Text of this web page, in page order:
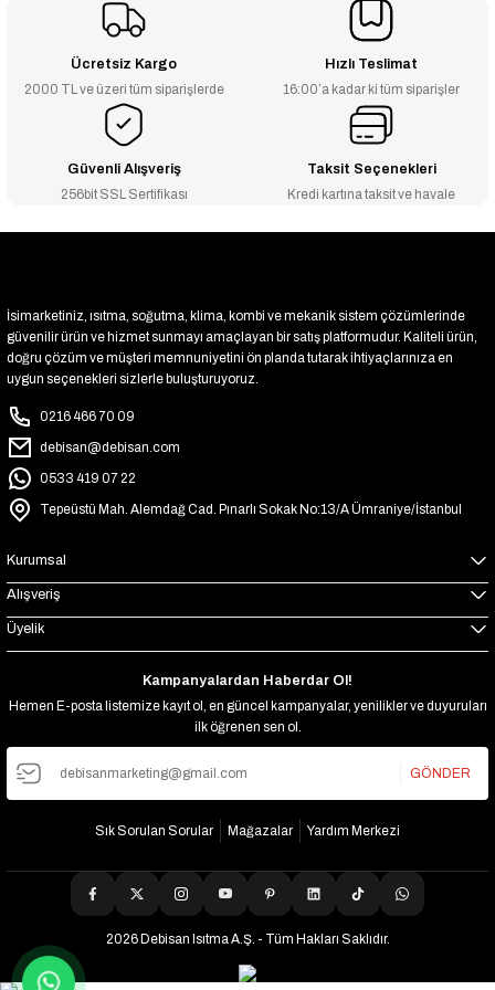
₺93
-2% İNDİRİM
11/4'' Sarı Kuyruklu Dirsek - 3275
Ücretsiz Kargo
2000 TL ve üzeri tüm siparişlerde
Hızlı Teslimat
16:00’a kadar ki tüm siparişler
Güvenli Alışveriş
256bit SSL Sertifikası
Taksit Seçenekleri
Kredi kartına taksit ve havale
İsimarketiniz, ısıtma, soğutma, klima, kombi ve mekanik sistem çözümlerinde
güvenilir ürün ve hizmet sunmayı amaçlayan bir satış platformudur. Kaliteli ürün,
doğru çözüm ve müşteri memnuniyetini ön planda tutarak ihtiyaçlarınıza en
uygun seçenekleri sizlerle buluşturuyoruz.
0216 466 70 09
debisan@debisan.com
0533 419 07 22
Tepeüstü Mah. Alemdağ Cad. Pınarlı Sokak No:13/A Ümraniye/İstanbul
Kurumsal
Alışveriş
Üyelik
Kampanyalardan Haberdar Ol!
Hemen E-posta listemize kayıt ol, en güncel kampanyalar, yenilikler ve duyuruları
ilk öğrenen sen ol.
GÖNDER
Sık Sorulan Sorular Mağazalar Yardım Merkezi
2026 Debisan Isıtma A.Ş. - Tüm Hakları Saklıdır.